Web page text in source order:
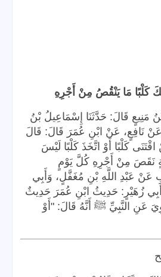
كَلْبًا مَا يَنْقُصُ مِنْ أَجْرِهِ
مَنِيعٍ قَالَ: حَدَّثَنَا إِسْمَاعِيلُ بْنُ
عَنْ نَافِعٍ، عَنْ ابْنِ عُمَرَ قَالَ: قَالَ
كَلْبًا أَوْ اتَّخَذَ كَلْبًا لَيْسَ
نَقَصَ مِنْ أَجْرِهِ كُلَّ يَوْمٍ
عَنْ عَبْدِ اللَّهِ بْنِ مُغَفَّلٍ، وَأَبِي
زُهَيْرٍ: حَدِيثُ ابْنِ عُمَرَ حَدِيثٌ
النَّبِيِّ ﷺ أَنَّهُ قَالَ: "أَوْ